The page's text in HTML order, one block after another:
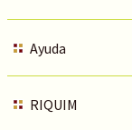
Ayuda
RIQUIM